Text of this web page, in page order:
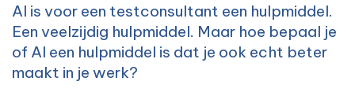
AI is voor een testconsultant een hulpmiddel.
Een veelzijdig hulpmiddel. Maar hoe bepaal je
of AI een hulpmiddel is dat je ook echt beter
maakt in je werk?